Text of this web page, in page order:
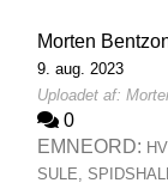
Morten
9. aug. 2023
Uploadet af:
0
EMNEORD:
SULE,